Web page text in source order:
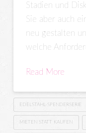
Stadien und
Sie aber auch
neu gestalten
welche
Read More
EDELSTAHL-SPENDERSERIE
MIETEN STATT KAUFEN